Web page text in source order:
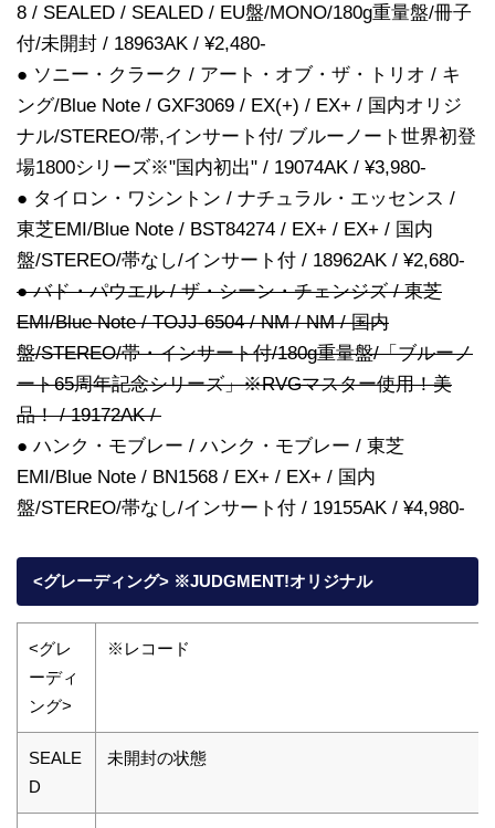
8 / SEALED / SEALED / EU盤/MONO/180g重量盤/冊子
付/未開封 / 18963AK / ¥2,480-
● ソニー・クラーク / アート・オブ・ザ・トリオ / キ
ング/Blue Note / GXF3069 / EX(+) / EX+ / 国内オリジ
ナル/STEREO/帯,インサート付/ ブルーノート世界初登
場1800シリーズ※"国内初出" / 19074AK / ¥3,980-
● タイロン・ワシントン / ナチュラル・エッセンス /
東芝EMI/Blue Note / BST84274 / EX+ / EX+ / 国内
盤/STEREO/帯なし/インサート付 / 18962AK / ¥2,680-
● バド・パウエル / ザ・シーン・チェンジズ / 東芝
EMI/Blue Note / TOJJ-6504 / NM / NM / 国内
盤/STEREO/帯・インサート付/180g重量盤/「ブルーノ
ート65周年記念シリーズ」※RVGマスター使用！美
品！ / 19172AK /
● ハンク・モブレー / ハンク・モブレー / 東芝
EMI/Blue Note / BN1568 / EX+ / EX+ / 国内
盤/STEREO/帯なし/インサート付 / 19155AK / ¥4,980-
<グレーディング> ※JUDGMENT!オリジナル
<グレ
ーディ
ング>
※レコード
SEALE
D
未開封の状態